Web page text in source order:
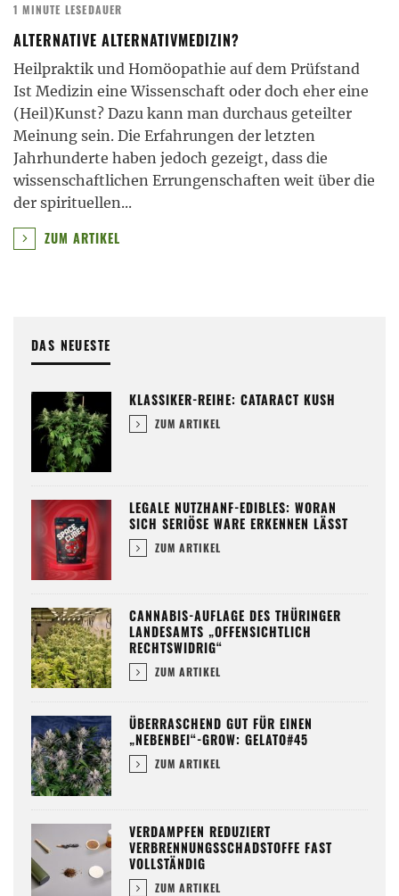
1 MINUTE LESEDAUER
ALTERNATIVE ALTERNATIVMEDIZIN?
Heilpraktik und Homöopathie auf dem Prüfstand
Ist Medizin eine Wissenschaft oder doch eher eine
(Heil)Kunst? Dazu kann man durchaus geteilter
Meinung sein. Die Erfahrungen der letzten
Jahrhunderte haben jedoch gezeigt, dass die
wissenschaftlichen Errungenschaften weit über die
der spirituellen...
ZUM ARTIKEL
DAS NEUESTE
KLASSIKER-REIHE: CATARACT KUSH
ZUM ARTIKEL
LEGALE NUTZHANF-EDIBLES: WORAN
SICH SERIÖSE WARE ERKENNEN LÄSST
ZUM ARTIKEL
CANNABIS-AUFLAGE DES THÜRINGER
LANDESAMTS „OFFENSICHTLICH
RECHTSWIDRIG“
ZUM ARTIKEL
ÜBERRASCHEND GUT FÜR EINEN
„NEBENBEI“-GROW: GELATO#45
ZUM ARTIKEL
VERDAMPFEN REDUZIERT
VERBRENNUNGSSCHADSTOFFE FAST
VOLLSTÄNDIG
ZUM ARTIKEL